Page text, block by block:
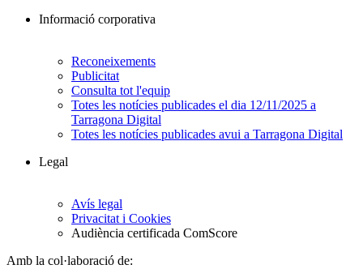
Informació corporativa
Reconeixements
Publicitat
Consulta tot l'equip
Totes les notícies publicades el dia 12/11/2025 a
Tarragona Digital
Totes les notícies publicades avui a Tarragona Digital
Legal
Avís legal
Privacitat i Cookies
Audiència certificada ComScore
Amb la col·laboració de: